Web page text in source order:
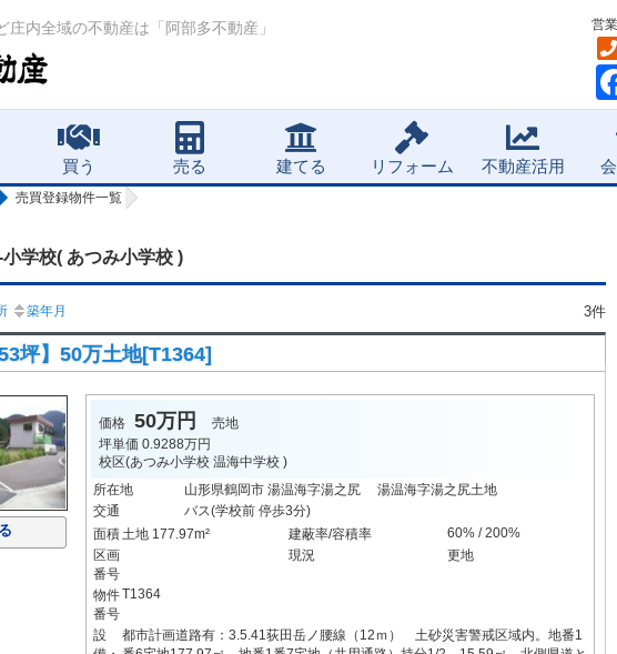
内全域の不動産は「阿部多不動産」 営
買う 売る 建てる リフォーム 不動産活用
売買登録物件一覧
学校( あつみ小学校 )
築年月 3件
坪】50万土地[T1364]
価格 50万円
売地
坪単価 0.9288万円
校区(あつみ小学校 温海中学校)
所在地
山形県鶴岡市 湯温海字湯之尻 湯温海字湯之尻土地
交通
バス(学校前 停歩3分)
面積土地 177.97m² 建蔽率/容積率
60% / 200%
区画
番号
現況 更地
物件
番号
T1364
設
都市計画道路有：3.5.41荻田岳ノ腰線（12ｍ） 土砂災害警戒区域内。地番1